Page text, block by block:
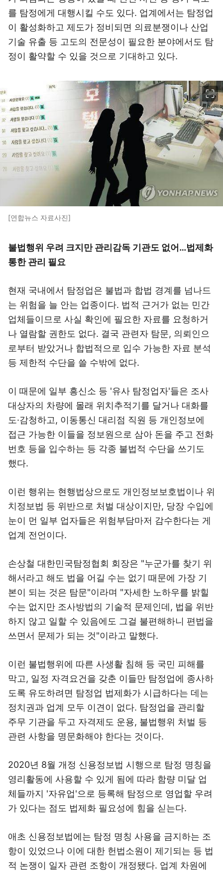
를 탐정에게 대행시킬 수도 있다. 업계에서는 탐정업
이 활성화하고 제도가 정비되면 의료분쟁이나 산업
기술 유출 등 고도의 전문성이 필요한 분야에서도 탐
정이 활약할 수 있을 것으로 기대하고 있다.
[연합뉴스 자료사진]
불법행위 우려 크지만 관리감독 기관도 없어…법제화
통한 관리 필요
현재 국내에서 탐정업은 불법과 합법 경계를 넘나드
는 위험을 늘 안는 업종이다. 법적 근거가 없는 민간
업체들이므로 사실 확인에 필요한 자료를 요청하거
나 열람할 권한도 없다. 결국 관련자 탐문, 의뢰인으
로부터 받았거나 합법적으로 입수 가능한 자료 분석
등 제한적 수단을 쓸 수밖에 없다.
이 때문에 일부 흥신소 등 '유사 탐정업자'들은 조사
대상자의 차량에 몰래 위치추적기를 달거나 대화를
도·감청하고, 이동통신 대리점 직원 등 개인정보에
접근 가능한 이들을 정보원으로 삼아 돈을 주고 전화
번호 등을 입수하는 등 각종 불법적 수단을 쓰기도
했다.
이런 행위는 현행법상으로도 개인정보보호법이나 위
치정보법 등 위반으로 처벌 대상이지만, 당장 수입에
눈이 먼 일부 업자들은 위험부담마저 감수한다는 게
업계 전언이다.
손상철 대한민국탐정협회 회장은 "누군가를 찾기 위
해서라고 해도 법을 어길 수는 없기 때문에 가장 기
본이 되는 것은 탐문"이라며 "자세한 노하우를 밝힐
수는 없지만 조사방법의 기술적 문제인데, 법을 위반
하지 않고 일할 수 있음에도 그걸 불편해하니 편법을
쓰면서 문제가 되는 것"이라고 말했다.
이런 불법행위에 따른 사생활 침해 등 국민 피해를
막고, 일정 자격요건을 갖춘 이들만 탐정업에 종사하
도록 유도하려면 탐정업 법제화가 시급하다는 데는
정치권과 업계 모두 이견이 없다. 탐정업을 관리할
주무 기관을 두고 자격제도 운용, 불법행위 처벌 등
관련 사항을 명문화해야 한다는 것이다.
2020년 8월 개정 신용정보법 시행으로 탐정 명칭을
영리활동에 사용할 수 있게 됨에 따라 함량 미달 업
체들까지 '자유업'으로 등록해 탐정으로 영업할 우려
가 있다는 점도 법제화 필요성에 힘을 싣는다.
애초 신용정보법에는 탐정 명칭 사용을 금지하는 조
항이 있었으나 이에 대한 헌법소원이 제기되는 등 법
적 논쟁이 일자 관련 조항이 개정됐다. 업계 차원에